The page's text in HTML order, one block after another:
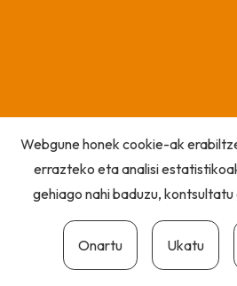
Webgune honek cookie-ak
errazteko eta analisi
gehiago nahi baduzu, kontsultatu
Onartu Ukatu